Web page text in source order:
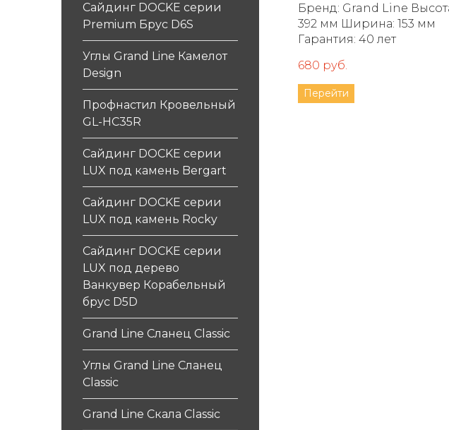
Сайдинг DOCKE серии
Premium Брус D6S
Углы Grand Line Камелот
Design
Профнастил Кровельный
GL-HC35R
Сайдинг DOCKE серии
LUX под камень Bergart
Сайдинг DOCKE серии
LUX под камень Rocky
Сайдинг DOCKE серии
LUX под дерево
Ванкувер Корабельный
брус D5D
Grand Line Сланец Classic
Углы Grand Line Сланец
Classic
Grand Line Скала Classic
Бренд: Grand Line Высота:
392 мм Ширина: 153 мм
Гарантия: 40 лет
680 руб.
Перейти